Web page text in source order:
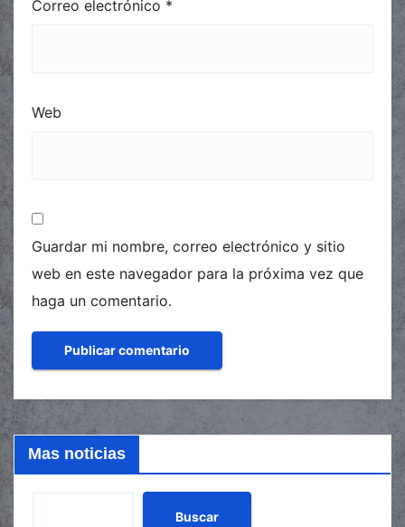
Correo electrónico *
Web
Guardar mi nombre, correo electrónico y sitio
web en este navegador para la próxima vez que
haga un comentario.
Mas noticias
Buscar